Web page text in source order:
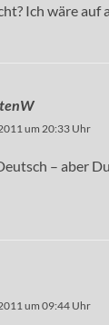
Ich wäre auf
um 20:33 Uhr
– aber
um 09:44 Uhr